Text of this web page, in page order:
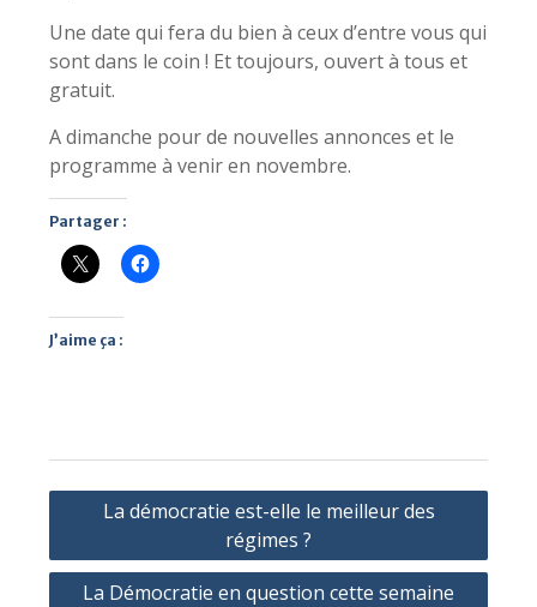
Une date qui fera du bien à ceux d’entre vous qui
sont dans le coin ! Et toujours, ouvert à tous et
gratuit.
A dimanche pour de nouvelles annonces et le
programme à venir en novembre.
Partager :
J’aime ça :
Navigation
l’article
La démocratie est-elle le meilleur des
régimes ?
La Démocratie en question cette semaine